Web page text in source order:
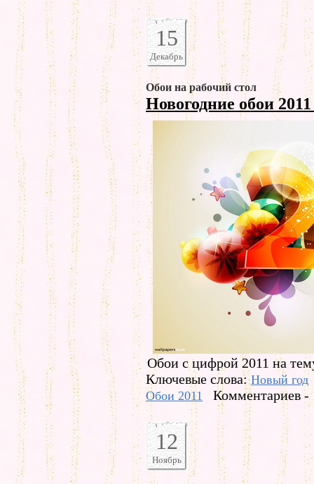
15
Декабрь
Обои на рабочий стол
Новогодние обои
Обои с цифрой 2011 на
Ключевые слова:Новый год
Обои 2011
Комментариев -
12
Ноябрь